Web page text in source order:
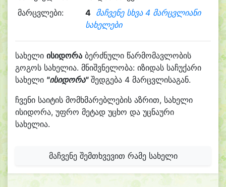
მარცვლები:
4 მაჩვენე სხვა 4 მარცვლიანი
სახელები
სახელი ისიდორა ბერძნული წარმომავლობის
გოგოს სახელია. მნიშვნელობა: იზიდას საჩუქარი
სახელი "ისიდორა"შედგება 4 მარცვლისაგან.
ჩვენი საიტის მომხმარებლების აზრით, სახელი
ისიდორა, უფრო მეტად უცხო და უცნაური
სახელია.
მაჩვენე შემთხვევით რამე სახელი